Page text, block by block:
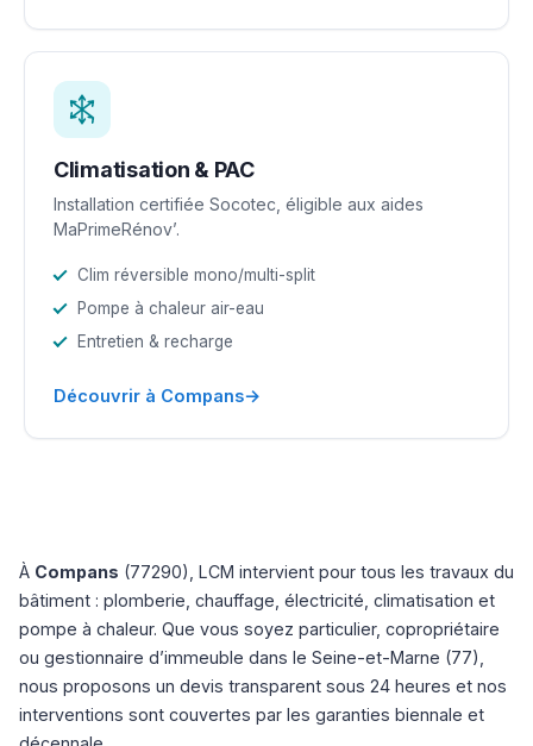
Climatisation & PAC
Installation certifiée Socotec, éligible aux aides
MaPrimeRénov’.
Clim réversible mono/multi-split
Pompe à chaleur air-eau
Entretien & recharge
Découvrir à Compans→
À Compans (77290), LCM intervient pour tous les travaux du
bâtiment : plomberie, chauffage, électricité, climatisation et
pompe à chaleur. Que vous soyez particulier, copropriétaire
ou gestionnaire d’immeuble dans le Seine-et-Marne (77),
nous proposons un devis transparent sous 24 heures et nos
interventions sont couvertes par les garanties biennale et